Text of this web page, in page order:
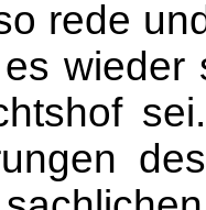
rede
wieder